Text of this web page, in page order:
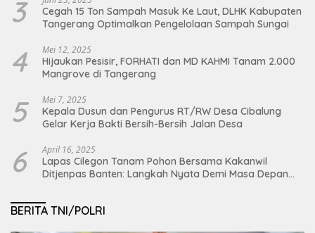
3
Cegah 15 Ton Sampah Masuk Ke Laut, DLHK Kabupaten
Tangerang Optimalkan Pengelolaan Sampah Sungai
4 Mei 12, 2025
Hijaukan Pesisir, FORHATI dan MD KAHMI Tanam 2.000
Mangrove di Tangerang
5 Mei 7, 2025
Kepala Dusun dan Pengurus RT/RW Desa Cibalung
Gelar Kerja Bakti Bersih-Bersih Jalan Desa
6 April 16, 2025
Lapas Cilegon Tanam Pohon Bersama Kakanwil
Ditjenpas Banten: Langkah Nyata Demi Masa Depan
BERITA TNI/POLRI